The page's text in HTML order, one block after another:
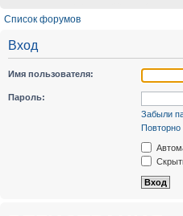
Список форумов
Вход
Имя пользователя:
Пароль:
Забыли
Повторно